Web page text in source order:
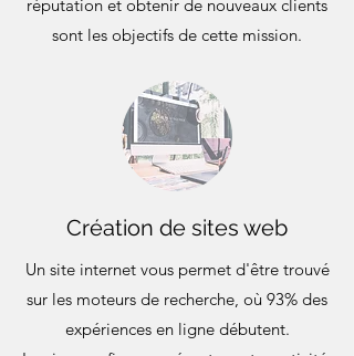
réputation et obtenir de nouveaux clients
sont les objectifs de cette mission.
Création de sites web
Un site internet vous permet d'être trouvé
sur les moteurs de recherche, où 93% des
expériences en ligne débutent.